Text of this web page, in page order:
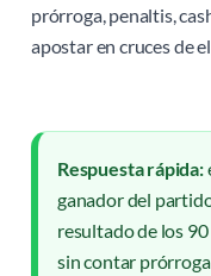
prórroga, penaltis,
apostar en cruces de
Respuesta rápida:
ganador del
resultado de los
sin contar